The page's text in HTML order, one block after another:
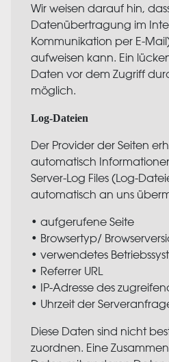
Wir weisen darauf hin,
Datenübertragung im
Kommunikation per E-
aufweisen kann. Ein
Daten vor dem Zugriff
möglich.
Log-Dateien
Der Provider der Seiten
automatisch
Server-Log Files (Log-
automatisch an uns
• aufgerufene Seite
• Browsertyp/
• verwendetes
• Referrer URL
• IP-Adresse des
• Uhrzeit der
Diese Daten sind nicht
zuordnen. Eine